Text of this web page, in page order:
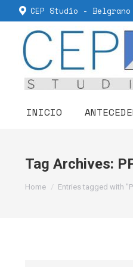
CEP Studio -
INICIO
Tag Archives:
You are here:
Home Entries tagged with